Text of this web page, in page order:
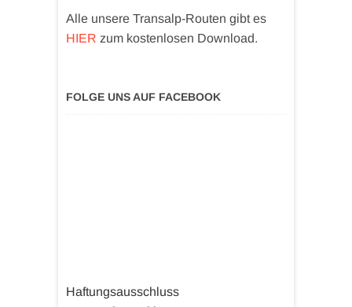
Alle unsere Transalp-Routen gibt es
HIER zum kostenlosen Download.
FOLGE UNS AUF FACEBOOK
Haftungsausschluss